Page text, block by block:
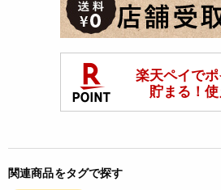
関連商品をタグで探す